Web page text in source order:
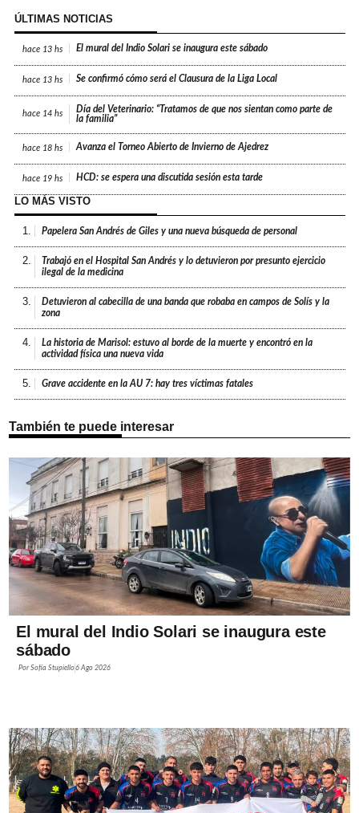
ÚLTIMAS NOTICIAS
hace 13 hs El mural del Indio Solari se inaugura este sábado
hace 13 hs Se confirmó cómo será el Clausura de la Liga Local
hace 14 hs
Día del Veterinario: “Tratamos de que nos sientan como parte de
la familia”
hace 18 hs Avanza el Torneo Abierto de Invierno de Ajedrez
hace 19 hs HCD: se espera una discutida sesión esta tarde
LO MÁS VISTO
1. Papelera San Andrés de Giles y una nueva búsqueda de personal
2.
Trabajó en el Hospital San Andrés y lo detuvieron por presunto ejercicio
ilegal de la medicina
3.
Detuvieron al cabecilla de una banda que robaba en campos de Solís y la
zona
4.
La historia de Marisol: estuvo al borde de la muerte y encontró en la
actividad física una nueva vida
5. Grave accidente en la AU 7: hay tres víctimas fatales
También te puede interesar
El mural del Indio Solari se inaugura este
sábado
PorSofía Stupiello6 Ago 2026